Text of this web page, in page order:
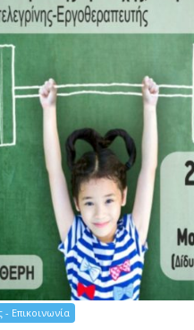
- Επικοινωνία